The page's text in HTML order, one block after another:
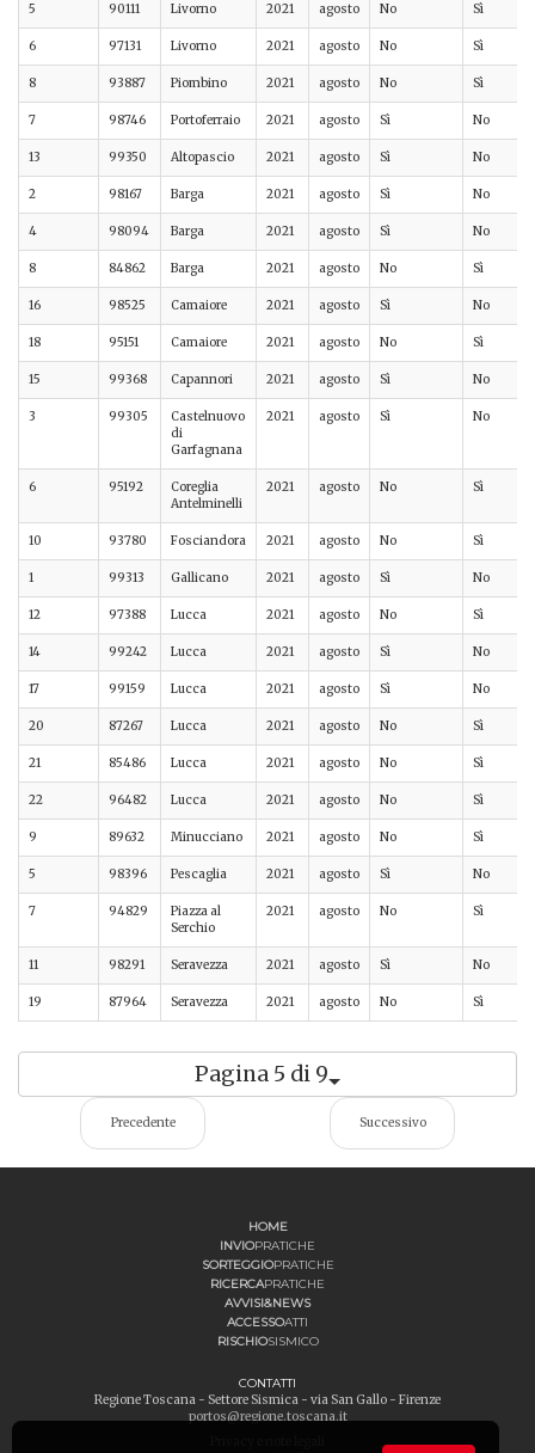
5 90111 Livorno 2021 agosto No Sì
6 97131 Livorno 2021 agosto No Sì
8 93887 Piombino 2021 agosto No Sì
7 98746 Portoferraio 2021 agosto Sì No
13 99350 Altopascio 2021 agosto Sì No
2 98167 Barga 2021 agosto Sì No
4 98094 Barga 2021 agosto Sì No
8 84862 Barga 2021 agosto No Sì
16 98525 Camaiore 2021 agosto Sì No
18 95151 Camaiore 2021 agosto No Sì
15 99368 Capannori 2021 agosto Sì No
3 99305
Castelnuovo
di
Garfagnana
2021 agosto Sì No
6 95192
Coreglia
Antelminelli
2021 agosto No Sì
10 93780 Fosciandora 2021 agosto No Sì
1 99313 Gallicano 2021 agosto Sì No
12 97388 Lucca 2021 agosto No Sì
14 99242 Lucca 2021 agosto Sì No
17 99159 Lucca 2021 agosto Sì No
20 87267 Lucca 2021 agosto No Sì
21 85486 Lucca 2021 agosto No Sì
22 96482 Lucca 2021 agosto No Sì
9 89632 Minucciano 2021 agosto No Sì
5 98396 Pescaglia 2021 agosto Sì No
7 94829
Piazza al
Serchio
2021 agosto No Sì
11 98291 Seravezza 2021 agosto Sì No
19 87964 Seravezza 2021 agosto No Sì
Pagina 5 di 9
Precedente Successivo
HOME
INVIOPRATICHE
SORTEGGIOPRATICHE
RICERCAPRATICHE
AVVISI&NEWS
ACCESSOATTI
RISCHIOSISMICO
CONTATTI
Regione Toscana - Settore Sismica - via San Gallo - Firenze
portos@regione.toscana.it